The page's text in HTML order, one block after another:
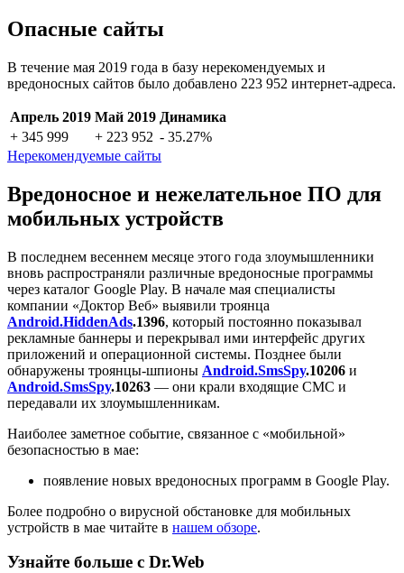
Опасные сайты
В течение мая 2019 года в базу нерекомендуемых и
вредоносных сайтов было добавлено 223 952 интернет-адреса.
Апрель 2019 Май 2019 Динамика
+ 345 999
+ 223 952 - 35.27%
Нерекомендуемые сайты
Вредоносное и нежелательное ПО для
мобильных устройств
В последнем весеннем месяце этого года злоумышленники
вновь распространяли различные вредоносные программы
через каталог Google Play. В начале мая специалисты
компании «Доктор Веб» выявили троянца
Android.HiddenAds.1396, который постоянно показывал
рекламные баннеры и перекрывал ими интерфейс других
приложений и операционной системы. Позднее были
обнаружены троянцы-шпионы Android.SmsSpy.10206 и
Android.SmsSpy.10263 — они крали входящие СМС и
передавали их злоумышленникам.
Наиболее заметное событие, связанное с «мобильной»
безопасностью в мае:
появление новых вредоносных программ в Google Play.
Более подробно о вирусной обстановке для мобильных
устройств в мае читайте в нашем обзоре.
Узнайте больше с Dr.Web